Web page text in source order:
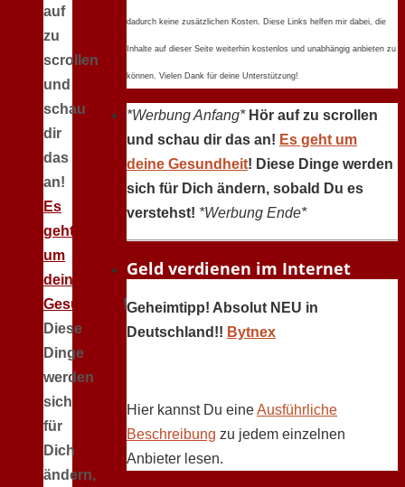
auf
zu
scrollen
und
schau
dir
das
an!
Es
geht
um
deine
Gesundheit !
Diese
Dinge
werden
sich
für
Dich
ändern,
dadurch keine zusätzlichen Kosten. Diese Links helfen mir dabei, die
Inhalte auf dieser Seite weiterhin kostenlos und unabhängig anbieten zu
können. Vielen Dank für deine Unterstützung!
*Werbung Anfang* Hör auf zu scrollen
und schau dir das an! Es geht um
deine Gesundheit! Diese Dinge werden
sich für Dich ändern, sobald Du es
verstehst! *Werbung Ende*
Geld verdienen im Internet
Geheimtipp! Absolut NEU in
Deutschland!! Bytnex
Hier kannst Du eineAusführliche
Beschreibung zu jedem einzelnen
Anbieter lesen.